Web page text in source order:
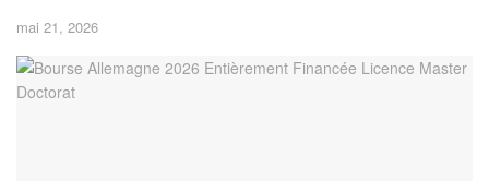
mai 21, 2026